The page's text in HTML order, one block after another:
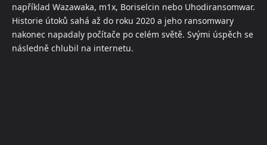
například Wazawaka, m1x, Boriselcin nebo Uhodiransomwar.
Historie útoků sahá až do roku 2020 a jeho ransomwary
nakonec napadaly počítače po celém světě. Svými úspěch se
následně chlubil na internetu.